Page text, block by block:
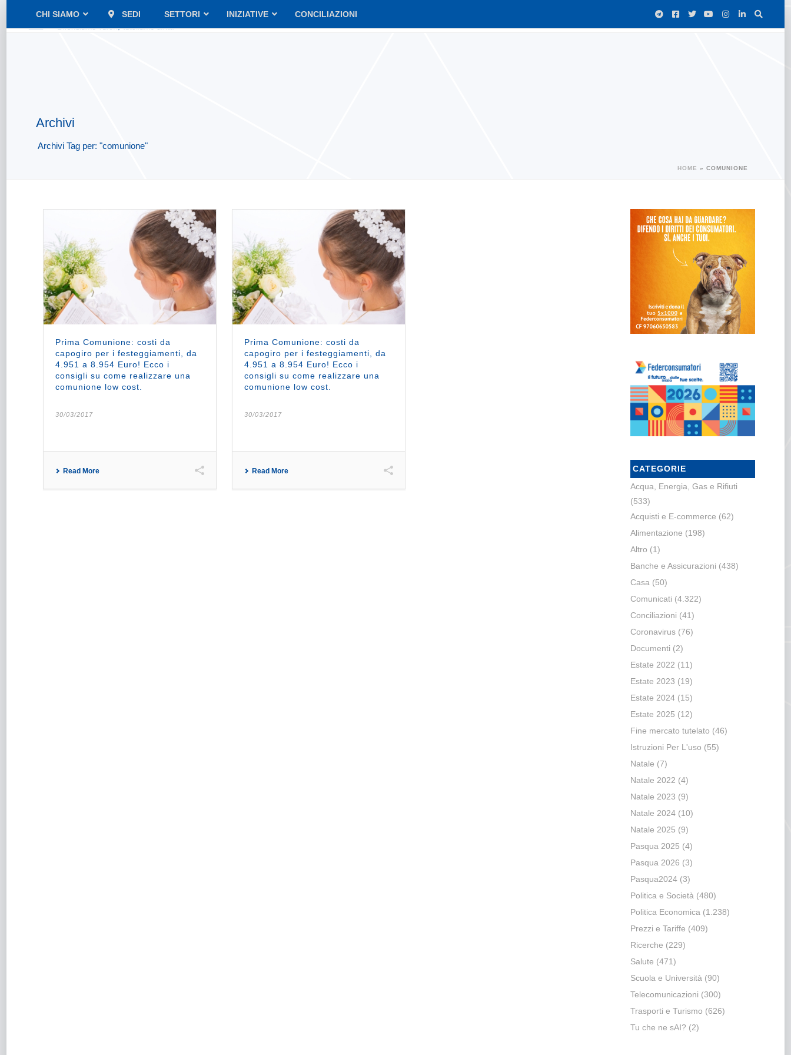
CHI SIAMO SEDI SETTORI INIZIATIVE CONCILIAZIONI
Archivi
Archivi Tag per: "comunione"
HOME » COMUNIONE
Prima Comunione: costi da
capogiro per i festeggiamenti, da
4.951 a 8.954 Euro! Ecco i
consigli su come realizzare una
comunione low cost.
30/03/2017
Read More
Prima Comunione: costi da
capogiro per i festeggiamenti, da
4.951 a 8.954 Euro! Ecco i
consigli su come realizzare una
comunione low cost.
30/03/2017
Read More
CATEGORIE
Acqua, Energia, Gas e Rifiuti
(533)
Acquisti e E-commerce (62)
Alimentazione (198)
Altro (1)
Banche e Assicurazioni (438)
Casa (50)
Comunicati (4.322)
Conciliazioni (41)
Coronavirus(76)
Documenti (2)
Estate 2022 (11)
Estate 2023 (19)
Estate 2024(15)
Estate 2025 (12)
Fine mercato tutelato (46)
Istruzioni Per L'uso (55)
Natale (7)
Natale 2022 (4)
Natale 2023 (9)
Natale 2024(10)
Natale 2025 (9)
Pasqua 2025 (4)
Pasqua 2026 (3)
Pasqua2024(3)
Politica e Società (480)
Politica Economica (1.238)
Prezzi e Tariffe (409)
Ricerche (229)
Salute (471)
Scuola e Università (90)
Telecomunicazioni (300)
Trasporti e Turismo (626)
Tu che ne sAI? (2)